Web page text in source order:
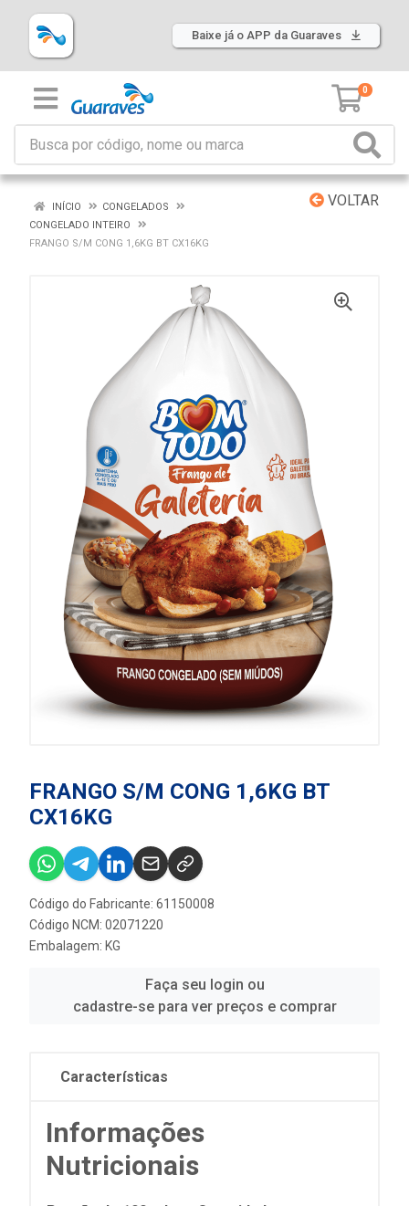
Baixe já o APP da Guaraves
0
VOLTAR
INÍCIO
CONGELADOS
CONGELADO INTEIRO
FRANGO S/M CONG 1,6KG BT CX16KG
FRANGO S/M CONG 1,6KG BT
CX16KG
Código do Fabricante: 61150008
Código NCM: 02071220
Embalagem: KG
Faça seu login ou
cadastre-se para ver preços e comprar
Características
Informações
Nutricionais